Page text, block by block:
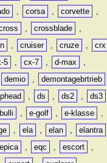
, corsa , corvette
,
, crossblade
,
, cruiser , cruze ,
crx
5 , cx-7 , d-max
,
demio , demontagebrtrieb
, ds , ds2 , ds3
, e-golf , e-klasse
,
, ela , elan , elantra
epica , eqc , escort
,